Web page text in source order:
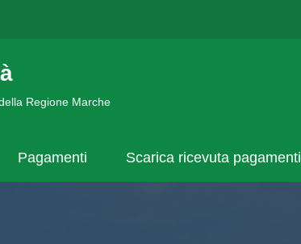
Regione Marche
Pagamenti Scarica ricevuta pagamenti